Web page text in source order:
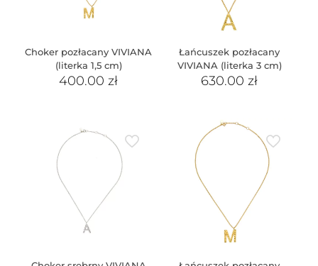
Choker pozłacany VIVIANA
(literka 1,5 cm)
400.00zł
Łańcuszek pozłacany
VIVIANA (literka 3 cm)
630.00zł